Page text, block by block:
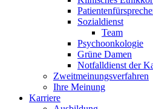
Sozialdienst
Team
Psychoonkologie
Grüne Damen
Notfalldienst der
Zweitmeinungsverfahren
Ihre Meinung
Karriere